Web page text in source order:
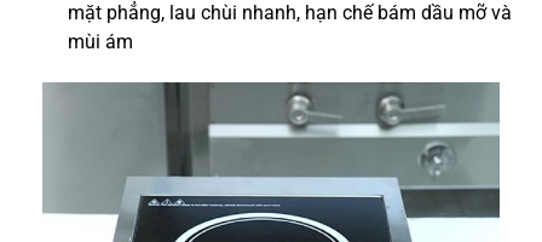
mặt phẳng, lau chùi nhanh, hạn chế bám dầu mỡ và
mùi ám